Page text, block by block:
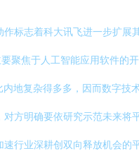
标志着科大讯飞进一步扩展
聚焦于人工智能应用软件的开
地复杂得多多，因而数字技
方明确要依研究示范未来将
行业深耕创双向释放机会的